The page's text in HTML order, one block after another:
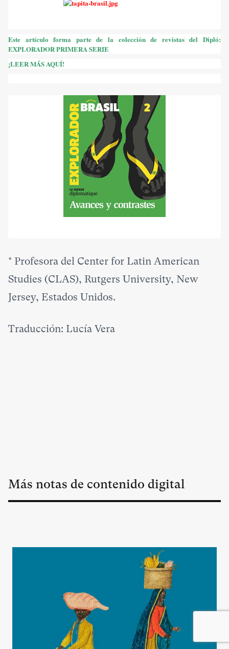
Este artículo forma parte de la colección de revistas del Dipló:
EXPLORADOR PRIMERA SERIE
¡LEER MÁS AQUÍ!
* Profesora del Center for Latin American
Studies (CLAS), Rutgers University, New
Jersey, Estados Unidos.
Traducción: Lucía Vera
Más notas de contenido digital